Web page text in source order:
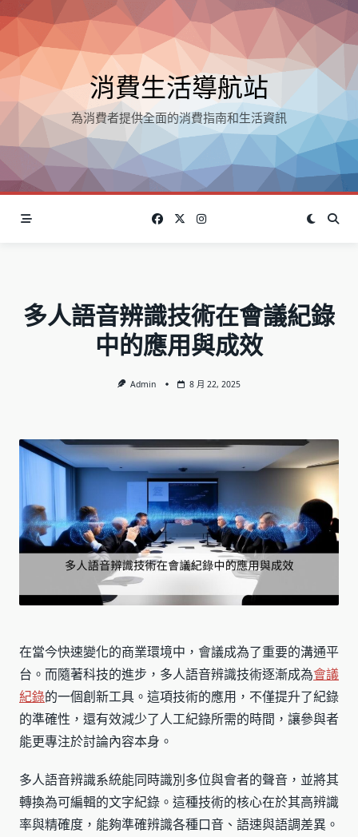
Skip
to
content
消費生活導航站
為消費者提供全面的消費指南和生活資訊
多人語音辨識技術在會議紀錄
中的應用與成效
Admin 8 月 22, 2025
在當今快速變化的商業環境中，會議成為了重要的溝通平
台。而隨著科技的進步，多人語音辨識技術逐漸成為會議
紀錄的一個創新工具。這項技術的應用，不僅提升了紀錄
的準確性，還有效減少了人工紀錄所需的時間，讓參與者
能更專注於討論內容本身。
多人語音辨識系統能同時識別多位與會者的聲音，並將其
轉換為可編輯的文字紀錄。這種技術的核心在於其高辨識
率與精確度，能夠準確辨識各種口音、語速與語調差異。